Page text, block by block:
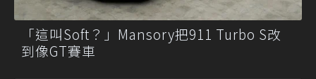
「這叫Soft？」Mansory把911 Turbo S改
到像GT賽車